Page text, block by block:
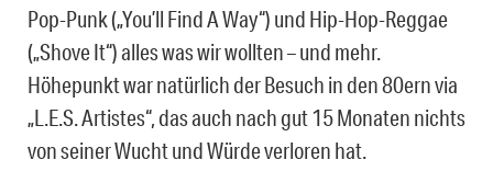
Pop-Punk („You’ll Find A Way“) und Hip-Hop-Reggae
(„Shove It“) alles was wir wollten – und mehr.
Höhepunkt war natürlich der Besuch in den 80ern via
„L.E.S. Artistes“, das auch nach gut 15 Monaten nichts
von seiner Wucht und Würde verloren hat.